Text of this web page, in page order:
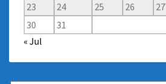
23
24 25 26 27
30
31
« Jul